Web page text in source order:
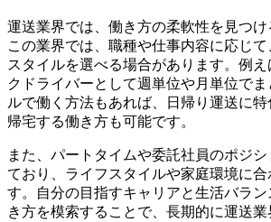
運送業界では、働き方の柔軟性を見つけ
この業界では、職種や仕事内容に応じ
スタイルを選べる場合があります。例
クドライバーとして週単位や月単位で
ルで働く方法もあれば、日帰り運送に
帰宅する働き方も可能です。
また、パートタイムや委託社員のポジ
ており、ライフスタイルや家庭環境に合
す。自分の目指すキャリアと生活バラ
き方を模索することで、長期的に運送